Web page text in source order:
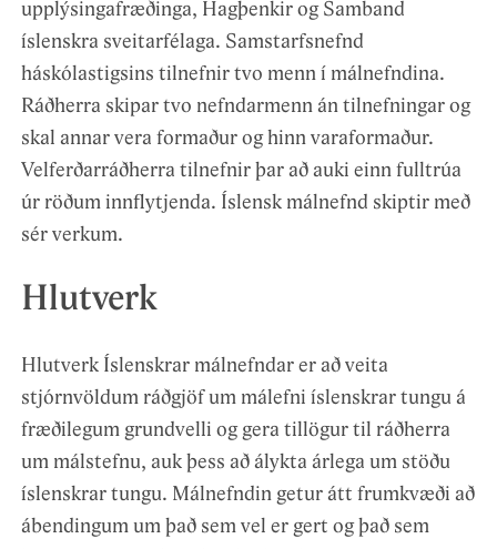
upplýsingafræðinga, Hagþenkir og Samband
íslenskra sveitarfélaga. Samstarfsnefnd
háskólastigsins tilnefnir tvo menn í málnefndina.
Ráðherra skipar tvo nefndarmenn án tilnefningar og
skal annar vera formaður og hinn varaformaður.
Velferðarráðherra tilnefnir þar að auki einn fulltrúa
úr röðum innflytjenda. Íslensk málnefnd skiptir með
sér verkum.
Hlutverk
Hlutverk Íslenskrar málnefndar er að veita
stjórnvöldum ráðgjöf um málefni íslenskrar tungu á
fræðilegum grundvelli og gera tillögur til ráðherra
um málstefnu, auk þess að álykta árlega um stöðu
íslenskrar tungu. Málnefndin getur átt frumkvæði að
ábendingum um það sem vel er gert og það sem